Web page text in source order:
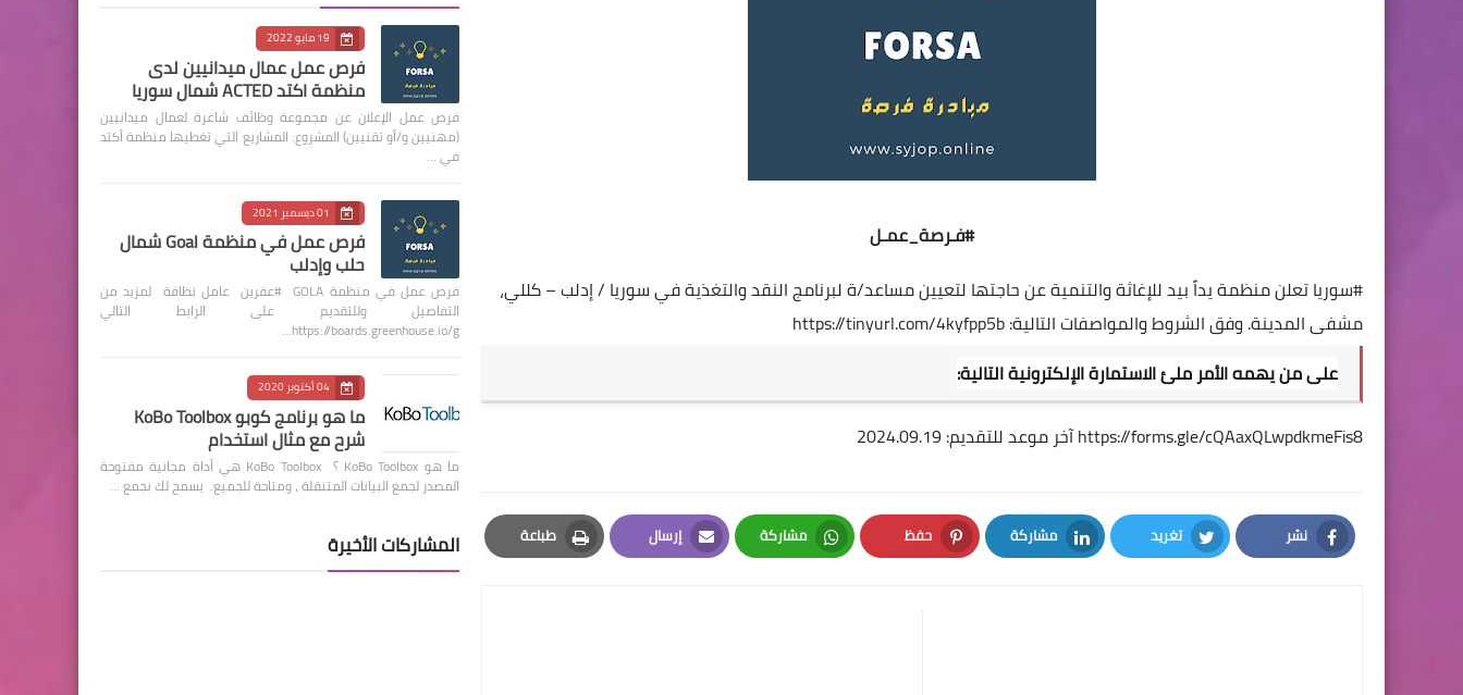
#فـرصة_عمـل
#سورياتعلن منظمة يداً بيد للإغاثة والتنمية عن حاجتها لتعيين مساعد/ة لبرنامج النقد والتغذية في سوريا / إدلب – كللي،
مشفى المدينة. وفق الشروط والمواصفات التالية:https://tinyurl.com/4kyfpp5b
على من يهمه الأمر ملئ الاستمارة الإلكترونية التالية:
https://forms.gle/cQAaxQLwpdkmeFis8آخر موعد للتقديم: 2024.09.19
نشر
Facebook
تغريد
Twitter
مشاركة
LinkedIn
حفظ
Pinterest
مشاركة
Whatsapp
إرسال
Email
طباعة
Print
19 مايو 2022
فرص عمل عمال ميدانيين لدى
منظمة اكتد ACTED شمال سوريا
فرص عمل الإعلان عن مجموعة وظائف شاغرة لعمال ميدانيين
(مهنيين و/أو تقنيين) المشروع: المشاريع التي تغطيها منظمة أكتد
في …
01 ديسمبر 2021
فرص عمل في منظمة Goal شمال
حلب وإدلب
فرص عمل في منظمة GOLA #عفرين عامل نظافة لمزيد من
التفاصيل وللتقديم على الرابط التالي
https://boards.greenhouse.io/g…
04 أكتوبر 2020
ما هو برنامج كوبو KoBo Toolbox
شرح مع مثال استخدام
ما هو KoBo Toolbox ؟ KoBo Toolbox هي أداة مجانية مفتوحة
المصدر لجمع البيانات المتنقلة ، ومتاحة للجميع. يسمح لك بجمع …
المشاركات الأخيرة